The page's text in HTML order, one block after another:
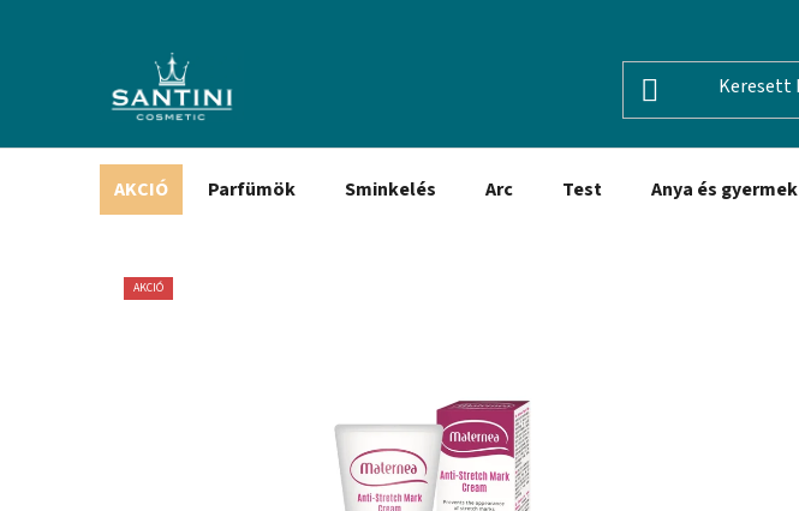
AKCIÓ Parfümök Sminkelés Arc Test Anya és gyermek
AKCIÓ